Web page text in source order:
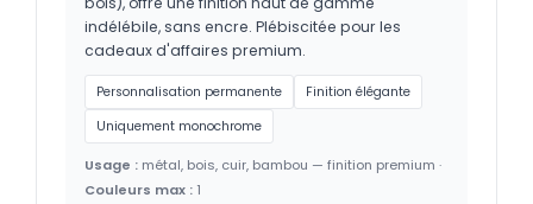
indélébile, sans encre. Plébiscitée pour les
cadeaux d'affaires premium.
Personnalisation permanente
Finition élégante
Uniquement monochrome
Usage : métal, bois, cuir, bambou — finition premium ·
Couleurs max : 1